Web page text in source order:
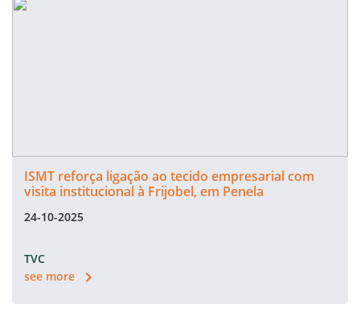
ISMT reforça ligação ao tecido empresarial com
visita institucional à Frijobel, em Penela
24-10-2025
TVC
see more